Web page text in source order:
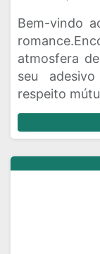
Bem-vindo
atmosfera
seu
respeito